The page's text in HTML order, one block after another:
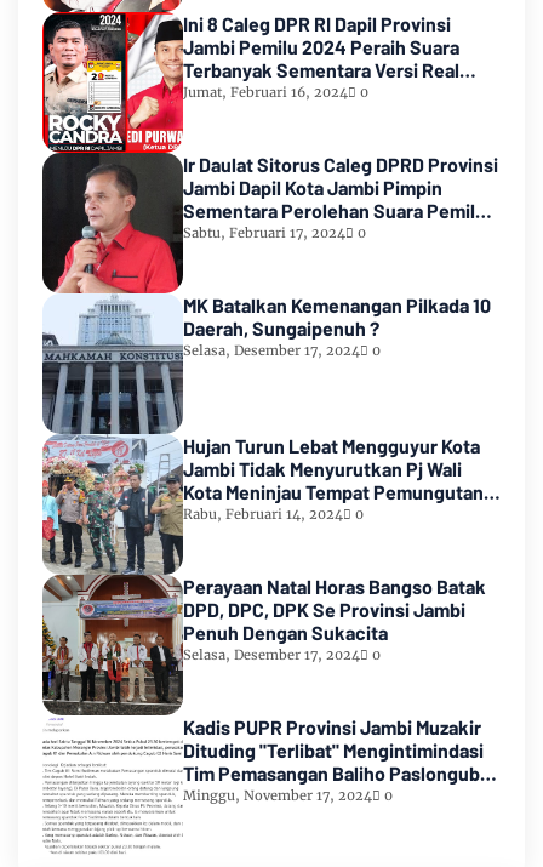
Ini 8 Caleg DPR RI Dapil Provinsi
Jambi Pemilu 2024 Peraih Suara
Terbanyak Sementara Versi Real
Count KPU RI
Jumat, Februari 16, 2024 0
Ir Daulat Sitorus Caleg DPRD Provinsi
Jambi Dapil Kota Jambi Pimpin
Sementara Perolehan Suara Pemilu
2024
Sabtu, Februari 17, 2024 0
MK Batalkan Kemenangan Pilkada 10
Daerah, Sungaipenuh ?
Selasa, Desember 17, 2024 0
Hujan Turun Lebat Mengguyur Kota
Jambi Tidak Menyurutkan Pj Wali
Kota Meninjau Tempat Pemungutan
Suara Pemilu 2024
Rabu, Februari 14, 2024 0
Perayaan Natal Horas Bangso Batak
DPD, DPC, DPK Se Provinsi Jambi
Penuh Dengan Sukacita
Selasa, Desember 17, 2024 0
Kadis PUPR Provinsi Jambi Muzakir
Dituding "Terlibat" Mengintimindasi
Tim Pemasangan Baliho Paslongub
Romi-Sudirman
Minggu, November 17, 2024 0